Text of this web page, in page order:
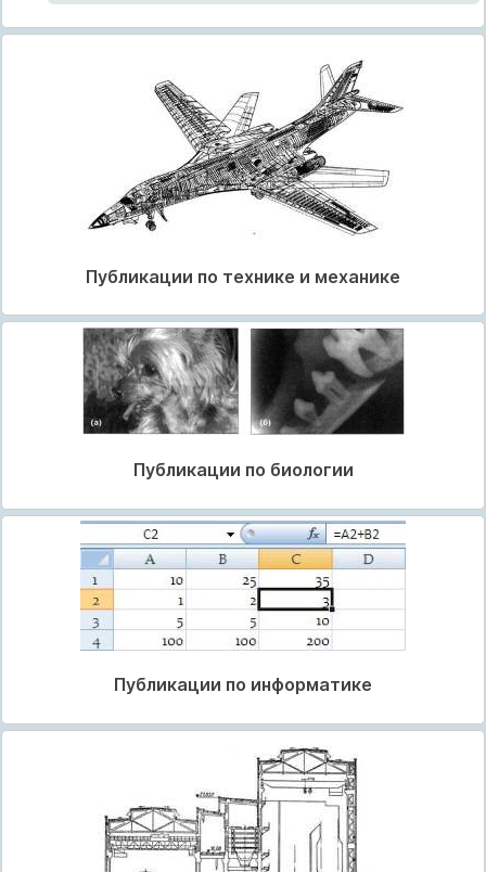
Публикации по технике и механике
Публикации по биологии
Публикации по информатике